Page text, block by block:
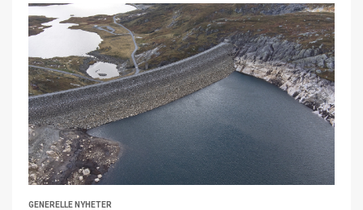
GENERELLE NYHETER